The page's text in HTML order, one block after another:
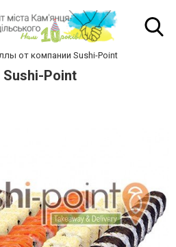
от компании Sushi-Point
Point